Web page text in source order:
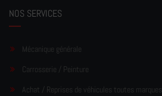
NOS SERVICES
Mécanique générale
Carrosserie / Peinture
Achat / Reprises de véhicules toutes marques